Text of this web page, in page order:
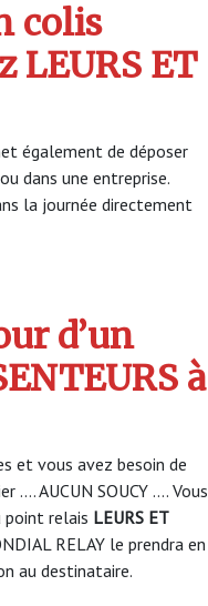
colis
LEURS ET
également de déposer
dans une entreprise.
la journée directement
d’un
à
et vous avez besoin de
AUCUN SOUCY …. Vous
point relais LEURS ET
RELAY le prendra en
au destinataire.